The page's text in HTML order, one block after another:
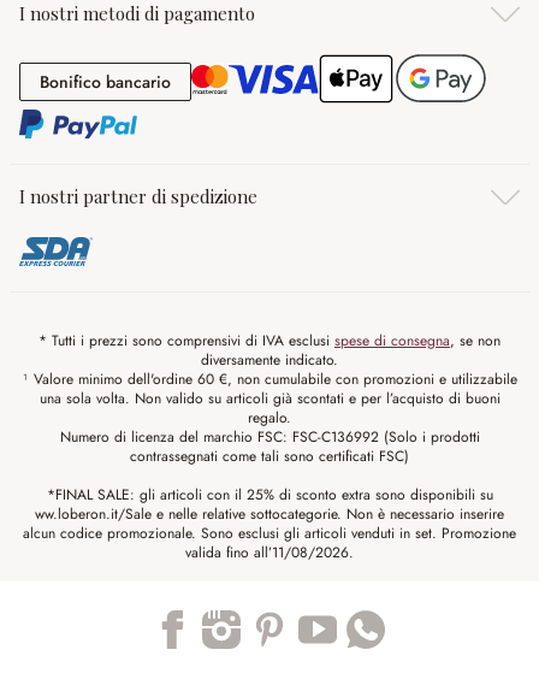
I nostri metodi di pagamento
Bonifico bancarioBonifico bancario
I nostri partner di spedizione
* Tutti i prezzi sono comprensivi di IVA esclusi spese di consegna, se non
diversamente indicato.
¹ Valore minimo dell'ordine 60 €, non cumulabile con promozioni e utilizzabile
una sola volta. Non valido su articoli già scontati e per l’acquisto di buoni
regalo.
Numero di licenza del marchio FSC: FSC-C136992 (Solo i prodotti
contrassegnati come tali sono certificati FSC)
*FINAL SALE: gli articoli con il 25% di sconto extra sono disponibili su
ww.loberon.it/Sale e nelle relative sottocategorie. Non è necessario inserire
alcun codice promozionale. Sono esclusi gli articoli venduti in set. Promozione
valida fino all’11/08/2026.